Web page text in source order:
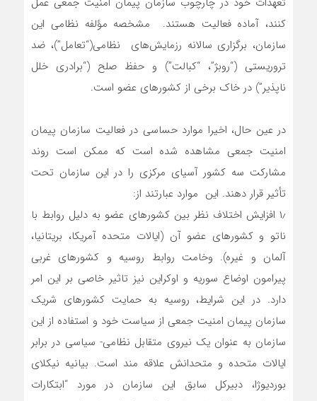
کنند، آماده فعالیت هستند. مشخصه مؤلفه نظامی این
سازمان، برگزاری سالانه رزمایش‌های نظامی(“تعامل”)، ضد
تروریستی (“روبژ”، “کبالت”) و حفظ صلح (“برادری خلل
ناپذیر”) در خاک برخی از کشورهای عضو است.
در عین حال، اخیرا موارد حساسی در فعالیت سازمان پیمان
امنیت جمعی مشاهده شده است که ممکن است روند
مشارکت سه کشور آسیای مرکزی را در این سازمان تحت
تأثیر قرار دهند. این موارد عبارتند از:
۱٫ افزایش اختلاف نظر بین کشورهای عضو به دلیل روابط با
ناتو و کشورهای عضو آن (ایالات متحده آمریکا، بریتانیا،
آلمان و غیره). وخامت روابط روسیه و کشورهای غربی
پیرامون اوضاع سوریه و اوکراین نیز تاثیر خاصی بر این امر
دارد. در این شرایط، روسیه به حمایت کشورهای شریک
سازمان پیمان امنیت جمعی از سیاست خود و استفاده از این
سازمان به عنوان یک نیروی متقابل نظامی- سیاسی در برابر
ایالات متحده و متحدانش علاقه مند است. بیانیه نیکلای
بوردیوژا، دبیرکل سابق این سازمان در مورد “ابتکارات